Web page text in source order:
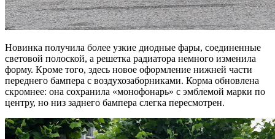
Новинка получила более узкие диодные фары, соединенные
световой полоской, а решетка радиатора немного изменила
форму. Кроме того, здесь новое оформление нижней части
переднего бампера с воздухозаборниками. Корма обновлена
скромнее: она сохранила «монофонарь» с эмблемой марки по
центру, но низ заднего бампера слегка пересмотрен.